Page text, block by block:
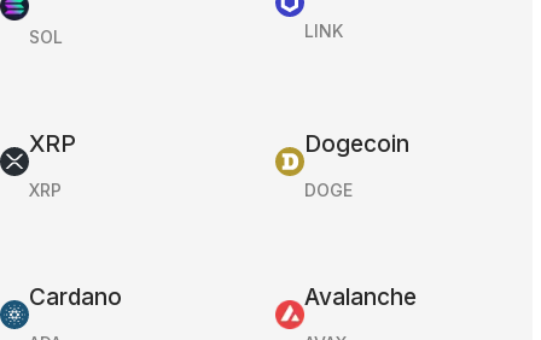
SOL LINK
XRP
XRP
Dogecoin
DOGE
Cardano Avalanche